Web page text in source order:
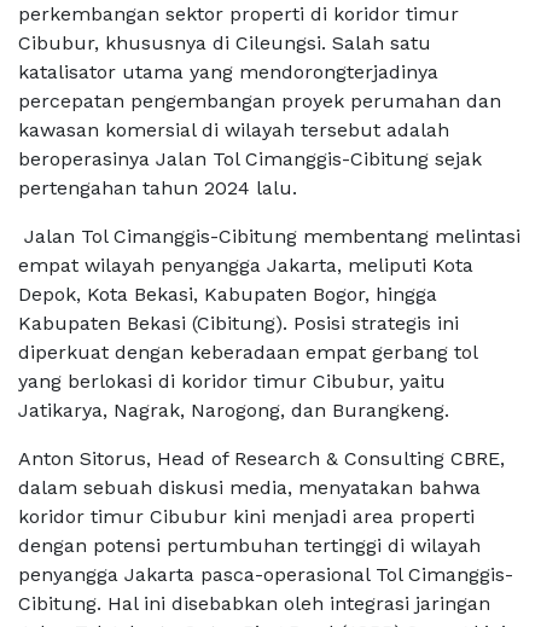
perkembangan sektor properti di koridor timur
Cibubur, khususnya di Cileungsi. Salah satu
katalisator utama yang mendorongterjadinya
percepatan pengembangan proyek perumahan dan
kawasan komersial di wilayah tersebut adalah
beroperasinya Jalan Tol Cimanggis-Cibitung sejak
pertengahan tahun 2024 lalu.
Jalan Tol Cimanggis-Cibitung membentang melintasi
empat wilayah penyangga Jakarta, meliputi Kota
Depok, Kota Bekasi, Kabupaten Bogor, hingga
Kabupaten Bekasi (Cibitung). Posisi strategis ini
diperkuat dengan keberadaan empat gerbang tol
yang berlokasi di koridor timur Cibubur, yaitu
Jatikarya, Nagrak, Narogong, dan Burangkeng.
Anton Sitorus, Head of Research & Consulting CBRE,
dalam sebuah diskusi media, menyatakan bahwa
koridor timur Cibubur kini menjadi area properti
dengan potensi pertumbuhan tertinggi di wilayah
penyangga Jakarta pasca-operasional Tol Cimanggis-
Cibitung. Hal ini disebabkan oleh integrasi jaringan